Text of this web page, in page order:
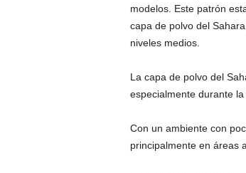
modelos. Este patrón
capa de polvo del
niveles medios.
La capa de polvo del
especialmente durante la
Con un ambiente con
principalmente en áreas